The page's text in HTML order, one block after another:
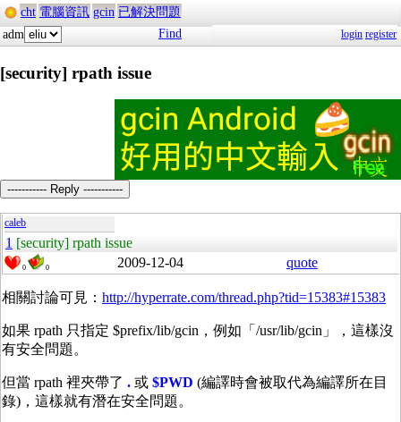
cht 電腦資訊 gcin 已解決問題
adm
Find login register
[security] rpath issue
----------- Reply -----------
caleb
1 [security] rpath issue
0 0 2009-12-04 quote
相關討論可見： http://hyperrate.com/thread.php?tid=15383#15383
如果 rpath 只指定 $prefix/lib/gcin，例如「/usr/lib/gcin」，這樣沒
有安全問題。
但當 rpath 裡夾帶了 . 或 $PWD (編譯時會被取代為編譯所在目
錄)，這樣就有潛在安全問題。